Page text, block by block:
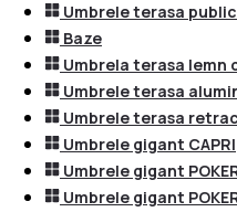
Umbrele terasa
Baze
Umbrela terasa lemn
Umbrele terasa
Umbrele terasa
Umbrele gigant CAPRI
Umbrele gigant
Umbrele gigant